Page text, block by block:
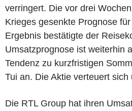
verringert. Die vor drei
Krieges gesenkte Prognose
Ergebnis bestätigte der
Umsatzprognose ist weiterhin
Tendenz zu kurzfristigen
Tui an. Die Aktie verteuert sich
Die RTL Group hat ihren